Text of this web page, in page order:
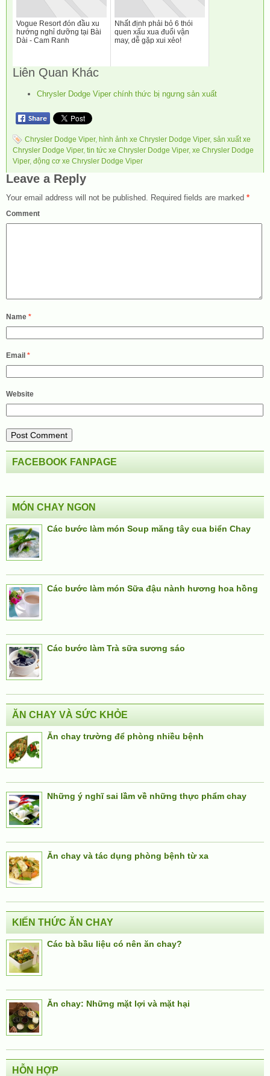
Vogue Resort đón đầu xu
hướng nghỉ dưỡng tại Bài
Dài - Cam Ranh
Nhất định phải bỏ 6 thói
quen xấu xua đuổi vận
may, dễ gặp xui xẻo!
Liên Quan Khác
Chrysler Dodge Viper chính thức bị ngưng sản xuất
Chrysler Dodge Viper, hình ảnh xe Chrysler Dodge Viper, sản xuất xe
Chrysler Dodge Viper, tin tức xe Chrysler Dodge Viper, xe Chrysler Dodge
Viper, động cơ xe Chrysler Dodge Viper
Leave a Reply
Your email address will not be published. Required fields are marked *
Comment
Name *
Email *
Website
FACEBOOK FANPAGE
MÓN CHAY NGON
Các bước làm món Soup măng tây cua biển Chay
Các bước làm món Sữa đậu nành hương hoa hồng
Các bước làm Trà sữa sương sáo
ĂN CHAY VÀ SỨC KHỎE
Ăn chay trường để phòng nhiều bệnh
Những ý nghĩ sai lầm về những thực phẩm chay
Ăn chay và tác dụng phòng bệnh từ xa
KIẾN THỨC ĂN CHAY
Các bà bầu liệu có nên ăn chay?
Ăn chay: Những mặt lợi và mặt hại
HỖN HỢP